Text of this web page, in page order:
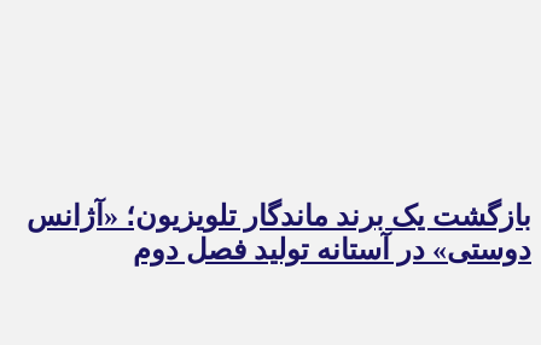
بازگشت یک برند ماندگار تلویزیون؛ «آژانس
دوستی» در آستانه تولید فصل دوم